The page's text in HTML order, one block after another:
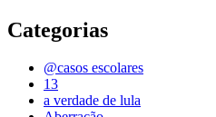
Categorias
@casos escolares
13
a verdade de lula